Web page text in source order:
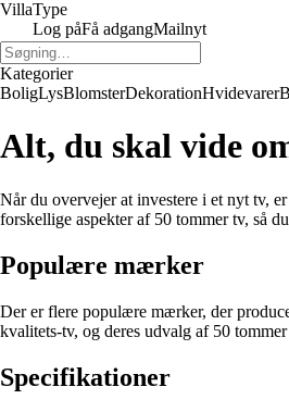
VillaType
Log påFå adgangMailnyt
Kategorier
BoligLysBlomsterDekorationHvidevarer
Alt, du skal vide
Når du overvejer at investere i et nyt tv,
forskellige aspekter af 50 tommer tv, så
Populære mærker
Der er flere populære mærker, der
kvalitets-tv, og deres udvalg af 50
Specifikationer